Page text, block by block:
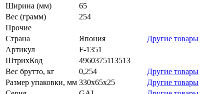
Ширина (мм)
65
Вес (грамм)
254
Прочие
Страна
Япония
Другие товары
Артикул
F-1351
ШтрихКод
4960375113513
Вес брутто, кг
0,254
Другие товары
Размер упаковки, мм 330x65x25
Другие товары